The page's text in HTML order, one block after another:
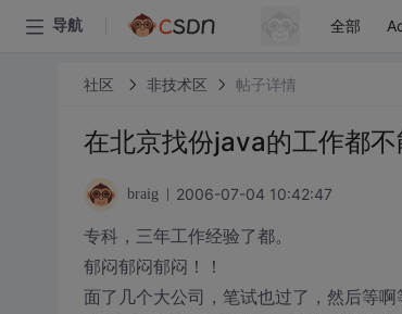
导航 全部
社区 非技术区 帖子详情
在北京找份java的工作都不
braig 2006-07-04 10:42:47
专科，三年工作经验了都。
郁闷郁闷郁闷！！
面了几个大公司，笔试也过了，然后等